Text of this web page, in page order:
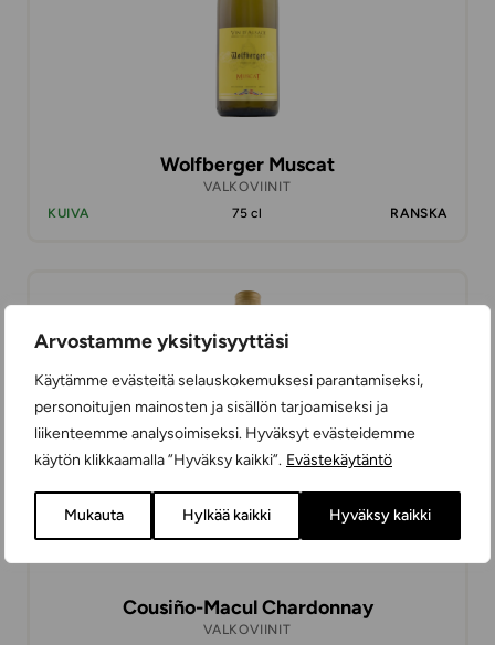
Arvostamme yksityisyyttäsi
Käytämme evästeitä selauskokemuksesi parantamiseksi,
personoitujen mainosten ja sisällön tarjoamiseksi ja
liikenteemme analysoimiseksi. Hyväksyt evästeidemme
käytön klikkaamalla ”Hyväksy kaikki”. Evästekäytäntö
Mukauta Hylkää kaikki Hyväksy kaikki
Wolfberger Muscat
VALKOVIINIT
KUIVA
75 cl RANSKA
13,99 €
Cousiño-Macul Chardonnay
VALKOVIINIT